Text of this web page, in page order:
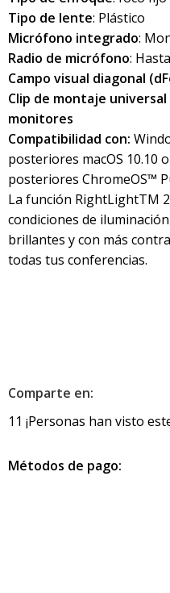
Tipo de lente: Plástico
Micrófono integrado:
Radio de micrófono:
Campo visual diagonal
Clip de montaje
monitores
Compatibilidad con:
posteriores macOS 10.10 o
posteriores ChromeOS™
La función RightLightTM
condiciones de
brillantes y con más
todas tus conferencias.
Comparte en:
11 ¡Personas han visto
Métodos de pago: